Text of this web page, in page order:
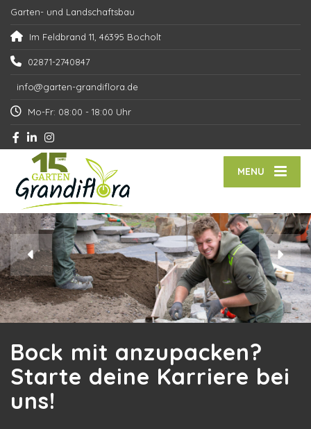
Garten- und Landschaftsbau
Im Feldbrand 11, 46395 Bocholt
02871-2740847
info@garten-grandiflora.de
Mo-Fr: 08:00 - 18:00 Uhr
MENU
Bock mit anzupacken?
Starte deine Karriere bei
uns!